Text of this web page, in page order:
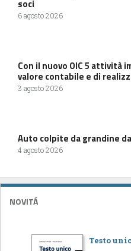
soci
6 agosto 2026
Con il nuovo OIC 5 attività
valore contabile e di
3 agosto 2026
Auto colpite da grandine
4 agosto 2026
NOVITÁ
Testo